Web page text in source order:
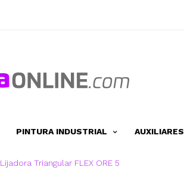
PINTURA INDUSTRIAL AUXILIARES
Lijadora Triangular FLEX ORE 5